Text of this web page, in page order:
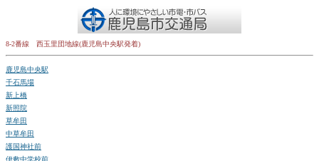
8-2番線 西玉里団地線(鹿児島中央駅発着)
鹿児島中央駅
千石馬場
新上橋
新照院
草牟田
中草牟田
護国神社前
伊敷中学校前